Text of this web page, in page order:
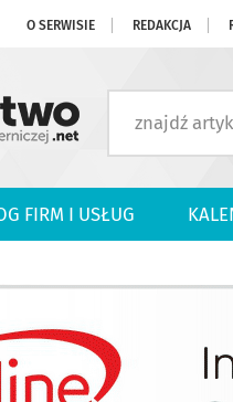
O SERWISIE REDAKCJA
FIRM I USŁUG